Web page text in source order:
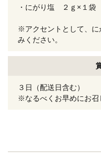
・にがり塩 ２ｇ×１袋
※アクセントとして、に
みください。
３日（配送日含む）
※なるべくお早めにお召